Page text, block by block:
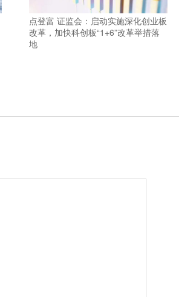
点登富 证监会：启动实施深化创业板
改革，加快科创板“1+6”改革举措落
地